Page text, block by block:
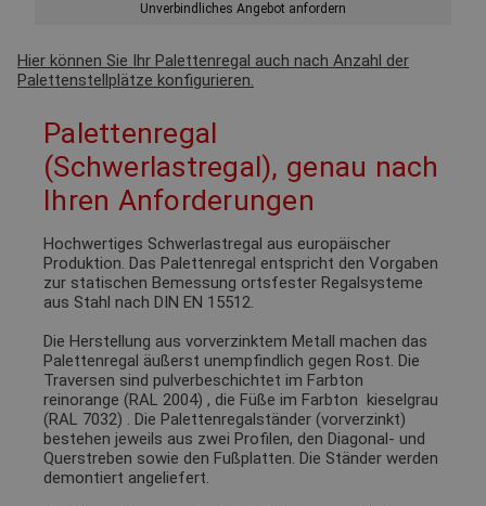
Unverbindliches Angebot anfordern
Hier können Sie Ihr Palettenregal auch nach Anzahl der
Palettenstellplätze konfigurieren.
Palettenregal
(Schwerlastregal), genau nach
Ihren Anforderungen
Hochwertiges Schwerlastregal aus europäischer
Produktion. Das Palettenregal entspricht den Vorgaben
zur statischen Bemessung ortsfester Regalsysteme
aus Stahl nach DIN EN 15512.
Die Herstellung aus vorverzinktem Metall machen das
Palettenregal äußerst unempfindlich gegen Rost. Die
Traversen sind pulverbeschichtet im Farbton
reinorange (RAL 2004) , die Füße im Farbton
kieselgrau
(RAL 7032) . Die Palettenregalständer (vorverzinkt)
bestehen jeweils aus zwei Profilen, den Diagonal- und
Querstreben sowie den Fußplatten. Die Ständer werden
demontiert angeliefert.